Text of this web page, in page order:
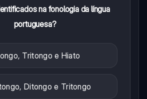
na fonologia da língua
portuguesa?
Tritongo e Hiato
Ditongo e Tritongo